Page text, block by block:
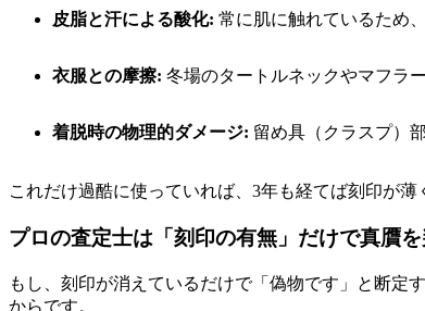
皮脂と汗による酸化: 常に肌に触れているため
衣服との摩擦: 冬場のタートルネックやマフラ
着脱時の物理的ダメージ: 留め具（クラスプ）
これだけ過酷に使っていれば、3年も経てば刻印が
プロの査定士は「刻印の有無」だけで真贋
もし、刻印が消えているだけで「偽物です」と断定
からです。